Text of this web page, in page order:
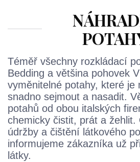
Téměř všechny rozkládací
Bedding a většina pohovek
vyměnitelné potahy, které je
snadno sejmout a nasadit.
potahů od obou italských
chemicky čistit, prát a žehlit.
údržby a čištění látkového
informujeme zákazníka už
látky.